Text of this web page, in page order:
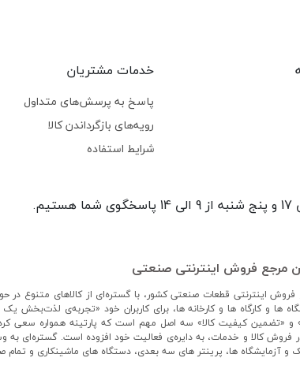
خدمات مشتریان
پاسخ به پرسش‌های متداول
رویه‌های بازگرداندن کالا
شرایط استفاده
مرجع فروش اینترنتی صنعتی
فروش اینترنتی قطعات صنعتی کشور، با گستره‌ای از کالاهای متنوع در
ها و کارگاه ها و کارخانه ها، برای کاربران خود «تجربه‌ی لذت‌بخش یک
«تضمین کیفیت کالا» سه اصل مهم است که پارتینه همواره سعی
در فروش کالا و خدمات، به دایره‌ی فعالیت خود افزوده است. گستره‌ای
و آزمایشگاه ها، پرینتر های سه بعدی، دستگاه های ماشینکاری و